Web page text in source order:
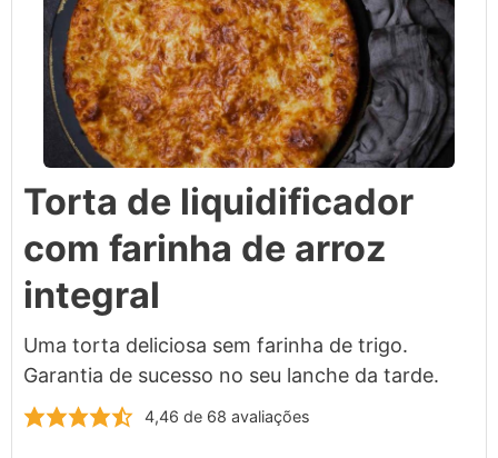
Torta de liquidificador
com farinha de arroz
integral
Uma torta deliciosa sem farinha de trigo.
Garantia de sucesso no seu lanche da tarde.
4,46 de 68 avaliações